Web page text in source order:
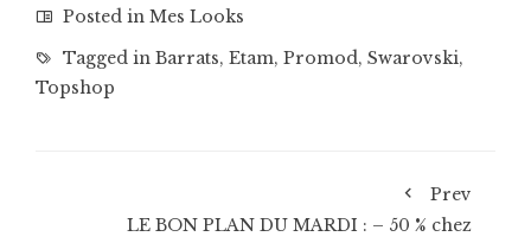
Posted in Mes Looks
Tagged in Barrats, Etam, Promod, Swarovski,
Topshop
Prev
LE BON PLAN DU MARDI : – 50 % chez